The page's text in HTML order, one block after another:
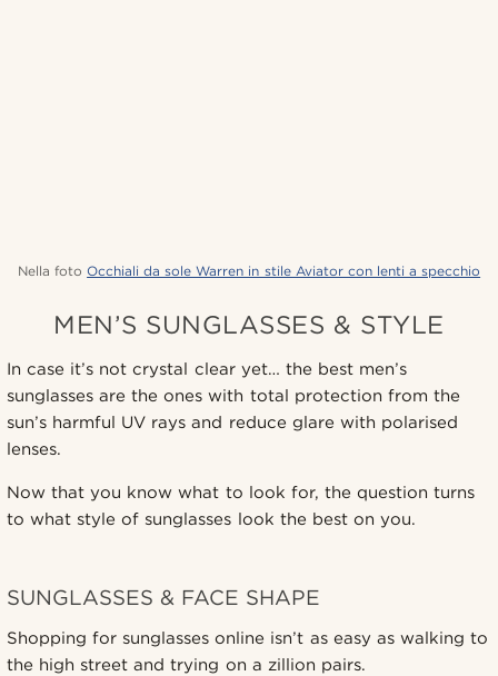
Nella foto Occhiali da sole Warren in stile Aviator con lenti a specchio
MEN’S SUNGLASSES & STYLE
In case it’s not crystal clear yet… the best men’s
sunglasses are the ones with total protection from the
sun’s harmful UV rays and reduce glare with polarised
lenses.
Now that you know what to look for, the question turns
to what style of sunglasses look the best on you.
SUNGLASSES & FACE SHAPE
Shopping for sunglasses online isn’t as easy as walking to
the high street and trying on a zillion pairs.